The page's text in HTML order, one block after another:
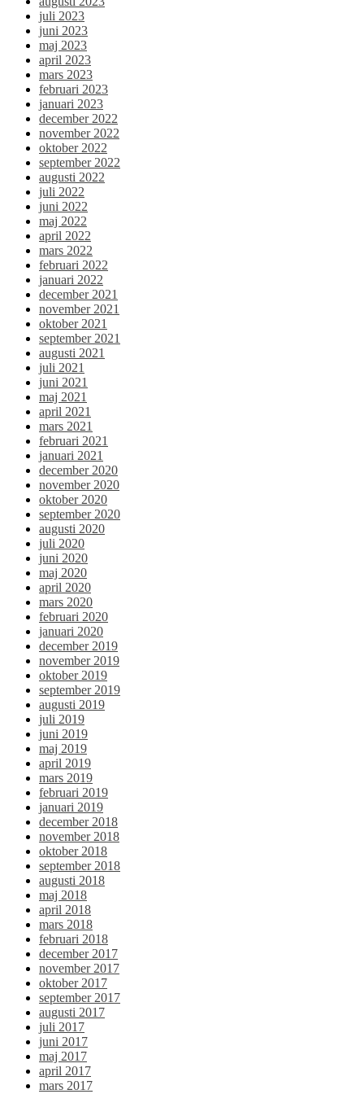
juli 2023
juni 2023
maj 2023
april 2023
mars 2023
februari 2023
januari 2023
december 2022
november 2022
oktober 2022
september 2022
augusti 2022
juli 2022
juni 2022
maj 2022
april 2022
mars 2022
februari 2022
januari 2022
december 2021
november 2021
oktober 2021
september 2021
augusti 2021
juli 2021
juni 2021
maj 2021
april 2021
mars 2021
februari 2021
januari 2021
december 2020
november 2020
oktober 2020
september 2020
augusti 2020
juli 2020
juni 2020
maj 2020
april 2020
mars 2020
februari 2020
januari 2020
december 2019
november 2019
oktober 2019
september 2019
augusti 2019
juli 2019
juni 2019
maj 2019
april 2019
mars 2019
februari 2019
januari 2019
december 2018
november 2018
oktober 2018
september 2018
augusti 2018
maj 2018
april 2018
mars 2018
februari 2018
december 2017
november 2017
oktober 2017
september 2017
augusti 2017
juli 2017
juni 2017
maj 2017
april 2017
mars 2017